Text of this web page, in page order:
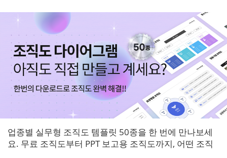
업종별 실무형 조직도 템플릿 50종을 한 번에 만나보세
요. 무료 조직도부터 PPT 보고용 조직도까지, 어떤 조직